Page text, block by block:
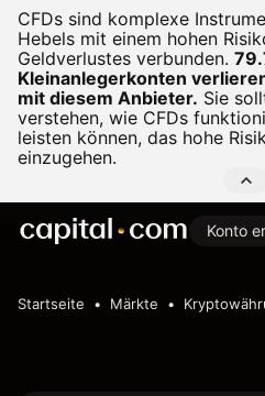
CFDs sind komplexe
Hebels mit einem hohen
Geldverlustes verbunden.
Kleinanlegerkonten
mit diesem Anbieter. Sie
verstehen, wie CFDs
leisten können, das hohe
einzugehen.
Konto
Startseite Märkte